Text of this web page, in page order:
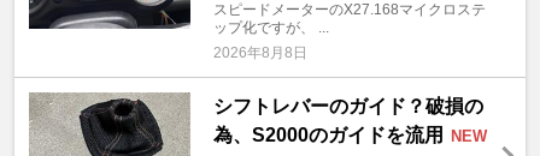
スピードメーターのX27.168マイクロステ
ップ化ですが、 ...
2026年8月8日
シフトレバーのガイド？破損の
為、S2000のガイドを流用
NEW